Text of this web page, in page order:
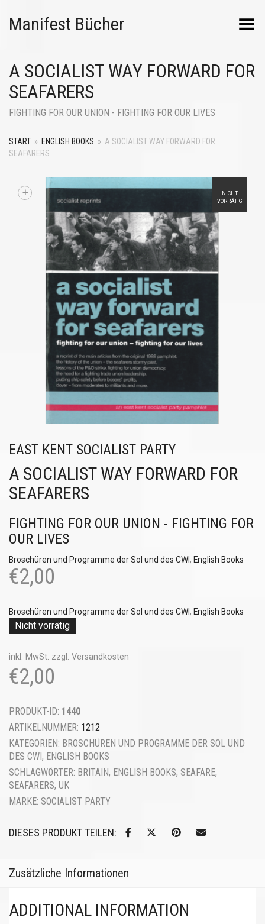
Manifest Bücher Menü umschalten
A SOCIALIST WAY FORWARD FOR
SEAFARERS
FIGHTING FOR OUR UNION - FIGHTING FOR OUR LIVES
START » ENGLISH BOOKS » A SOCIALIST WAY FORWARD FOR
SEAFARERS
NICHT
VORRÄTIG
+
EAST KENT SOCIALIST PARTY
A SOCIALIST WAY FORWARD FOR
SEAFARERS
FIGHTING FOR OUR UNION - FIGHTING FOR
OUR LIVES
Broschüren und Programme der Sol und des CWI, English Books
€2,00
Broschüren und Programme der Sol und des CWI, English Books
Nicht vorrätig
inkl. MwSt. zzgl. Versandkosten
€2,00
PRODUKT-ID: 1440
ARTIKELNUMMER: 1212
KATEGORIEN: BROSCHÜREN UND PROGRAMME DER SOL UND
DES CWI, ENGLISH BOOKS
SCHLAGWÖRTER: BRITAIN, ENGLISH BOOKS, SEAFARE,
SEAFARERS, UK
MARKE: SOCIALIST PARTY
DIESES PRODUKT TEILEN:
Zusätzliche Informationen
ADDITIONAL INFORMATION